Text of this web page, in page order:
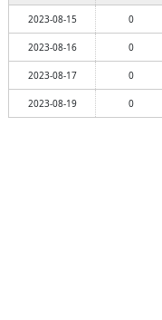
2023-08-15 0
2023-08-16 0
2023-08-17 0
2023-08-19 0